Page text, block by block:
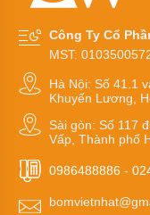
Bơm
Wilden
Bơm
màng
HY
Bơm
GODO
màng
Công Ty Cổ
MST:
Hà Nội: Số 41.1
Khuyến Lương,
Sài gòn: Số 117
Vấp, Thành phố
0986488886 -